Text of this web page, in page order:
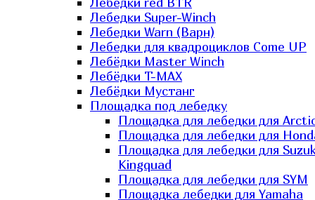
Лебедки Super-Winch
Лебедки Warn (Варн)
Лебедки для квадроциклов Come UP
Лебёдки Master Winch
Лебёдки T-MAX
Лебёдки Мустанг
Площадка под лебедку
Площадка для лебедки для
Площадка для лебедки для
Площадка для лебедки для
Kingquad
Площадка для лебедки для SYM
Площадка лебедки для Yamaha